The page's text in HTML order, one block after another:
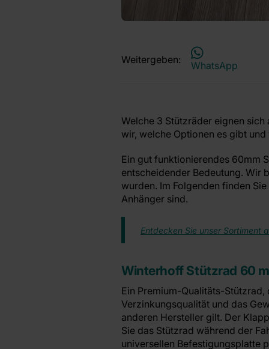
Weitergeben: WhatsApp
Welche 3 Stützräder eignen
wir, welche Optionen es gibt
Ein gut funktionierendes 60mm
entscheidender Bedeutung. Wir
wurden. Im Folgenden finden
Anhänger sind.
Entdecken Sie unser Sortiment
Winterhoff Stützrad 60
Ein Premium-Qualitäts-
Verzinkungsqualität und das
anderen Hersteller gilt. Der
Sie das Stützrad während der
universellen Befestigungsplatte